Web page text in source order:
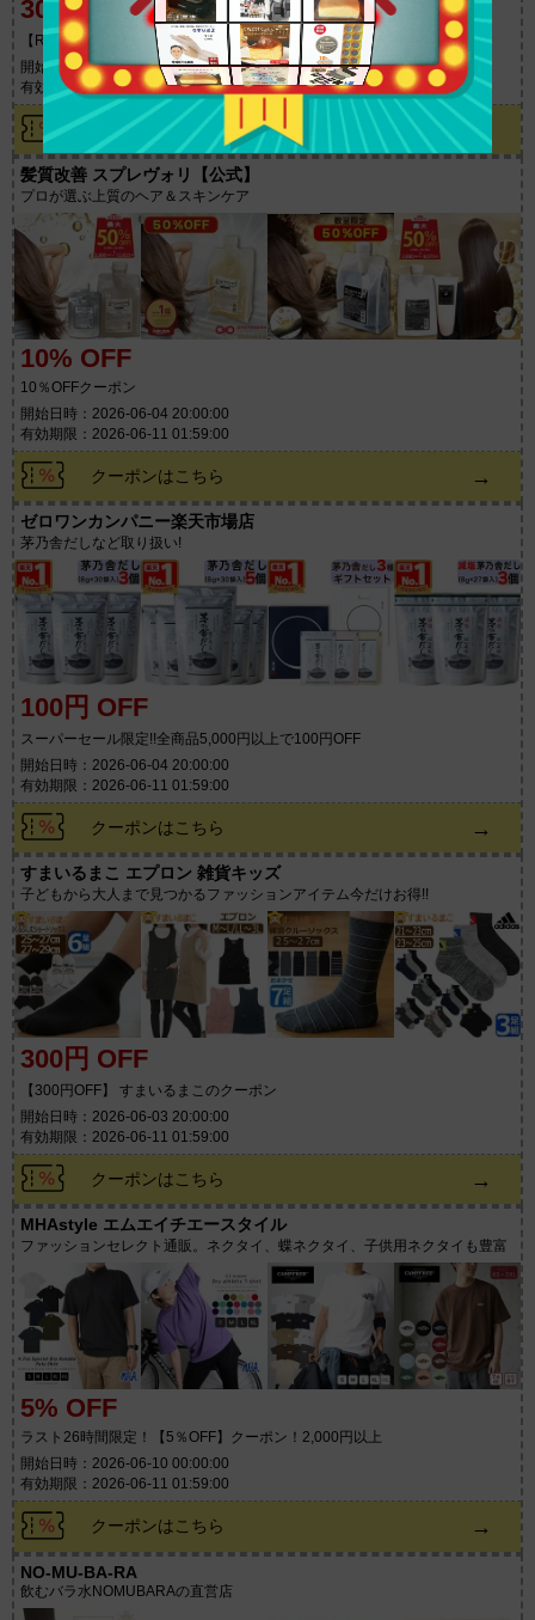
300円 OFF
【Rakutenスーパーセール】5,000円以上購入で300円OFFクーポン
開始日時：2026-06-04 20:00:00
有効期限：2026-06-11 01:59:00
クーポンはこちら →
髪質改善 スプレヴォリ【公式】
プロが選ぶ上質のヘア＆スキンケア
10% OFF
10％OFFクーポン
開始日時：2026-06-04 20:00:00
有効期限：2026-06-11 01:59:00
クーポンはこちら →
ゼロワンカンパニー楽天市場店
茅乃舎だしなど取り扱い!
100円 OFF
スーパーセール限定!!全商品5,000円以上で100円OFF
開始日時：2026-06-04 20:00:00
有効期限：2026-06-11 01:59:00
クーポンはこちら →
すまいるまこ エプロン 雑貨キッズ
子どもから大人まで見つかるファッションアイテム今だけお得!!
300円 OFF
【300円OFF】 すまいるまこのクーポン
開始日時：2026-06-03 20:00:00
有効期限：2026-06-11 01:59:00
クーポンはこちら →
MHAstyle エムエイチエースタイル
ファッションセレクト通販。ネクタイ、蝶ネクタイ、子供用ネクタイも豊富
5% OFF
ラスト26時間限定！【5％OFF】クーポン！2,000円以上
開始日時：2026-06-10 00:00:00
有効期限：2026-06-11 01:59:00
クーポンはこちら →
NO-MU-BA-RA
飲むバラ水NOMUBARAの直営店